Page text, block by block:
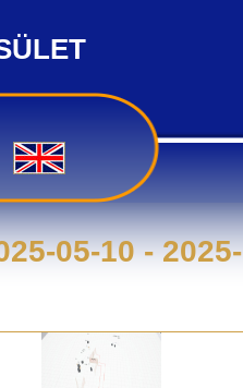
05-10 - 2025-